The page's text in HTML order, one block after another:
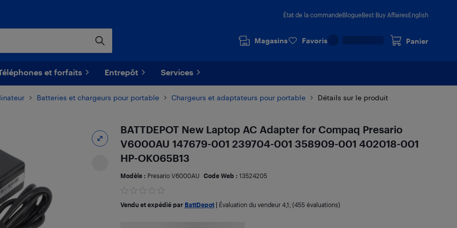
État de la commandeBlogueBest Buy AffairesEnglish
Magasins Favoris Panier
et forfaits Entrepôt Services
​Batteries et chargeurs pour portable Chargeurs et adaptateurs pour portable Détails sur le produit
BATTDEPOT New Laptop AC Adapter for Compaq Presario
V6000AU 147679-001 239704-001 358909-001 402018-001
HP-OK065B13
Modèle : Presario V6000AU Code Web : 13524205
Vendu et expédié par BattDepot| Évaluation du vendeur 4,1; (455 évaluations)